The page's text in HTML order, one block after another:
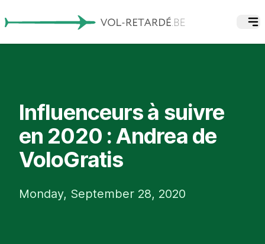
Influenceurs à suivre
en 2020 : Andrea de
VoloGratis
Monday, September 28, 2020